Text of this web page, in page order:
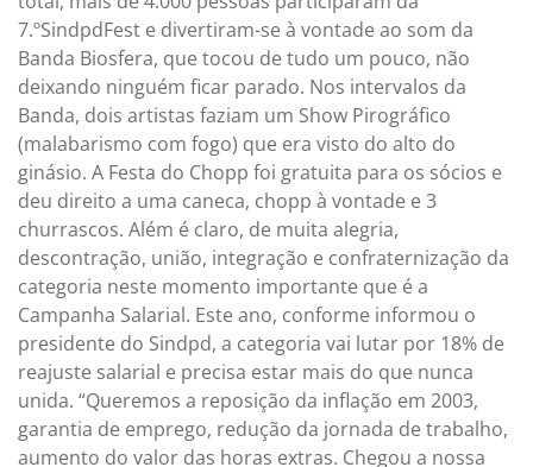
7.ºSindpdFest e divertiram-se à vontade ao som da
Banda Biosfera, que tocou de tudo um pouco, não
deixando ninguém ficar parado. Nos intervalos da
Banda, dois artistas faziam um Show Pirográfico
(malabarismo com fogo) que era visto do alto do
ginásio. A Festa do Chopp foi gratuita para os sócios e
deu direito a uma caneca, chopp à vontade e 3
churrascos. Além é claro, de muita alegria,
descontração, união, integração e confraternização da
categoria neste momento importante que é a
Campanha Salarial. Este ano, conforme informou o
presidente do Sindpd, a categoria vai lutar por 18% de
reajuste salarial e precisa estar mais do que nunca
unida. “Queremos a reposição da inflação em 2003,
garantia de emprego, redução da jornada de trabalho,
aumento do valor das horas extras. Chegou a nossa